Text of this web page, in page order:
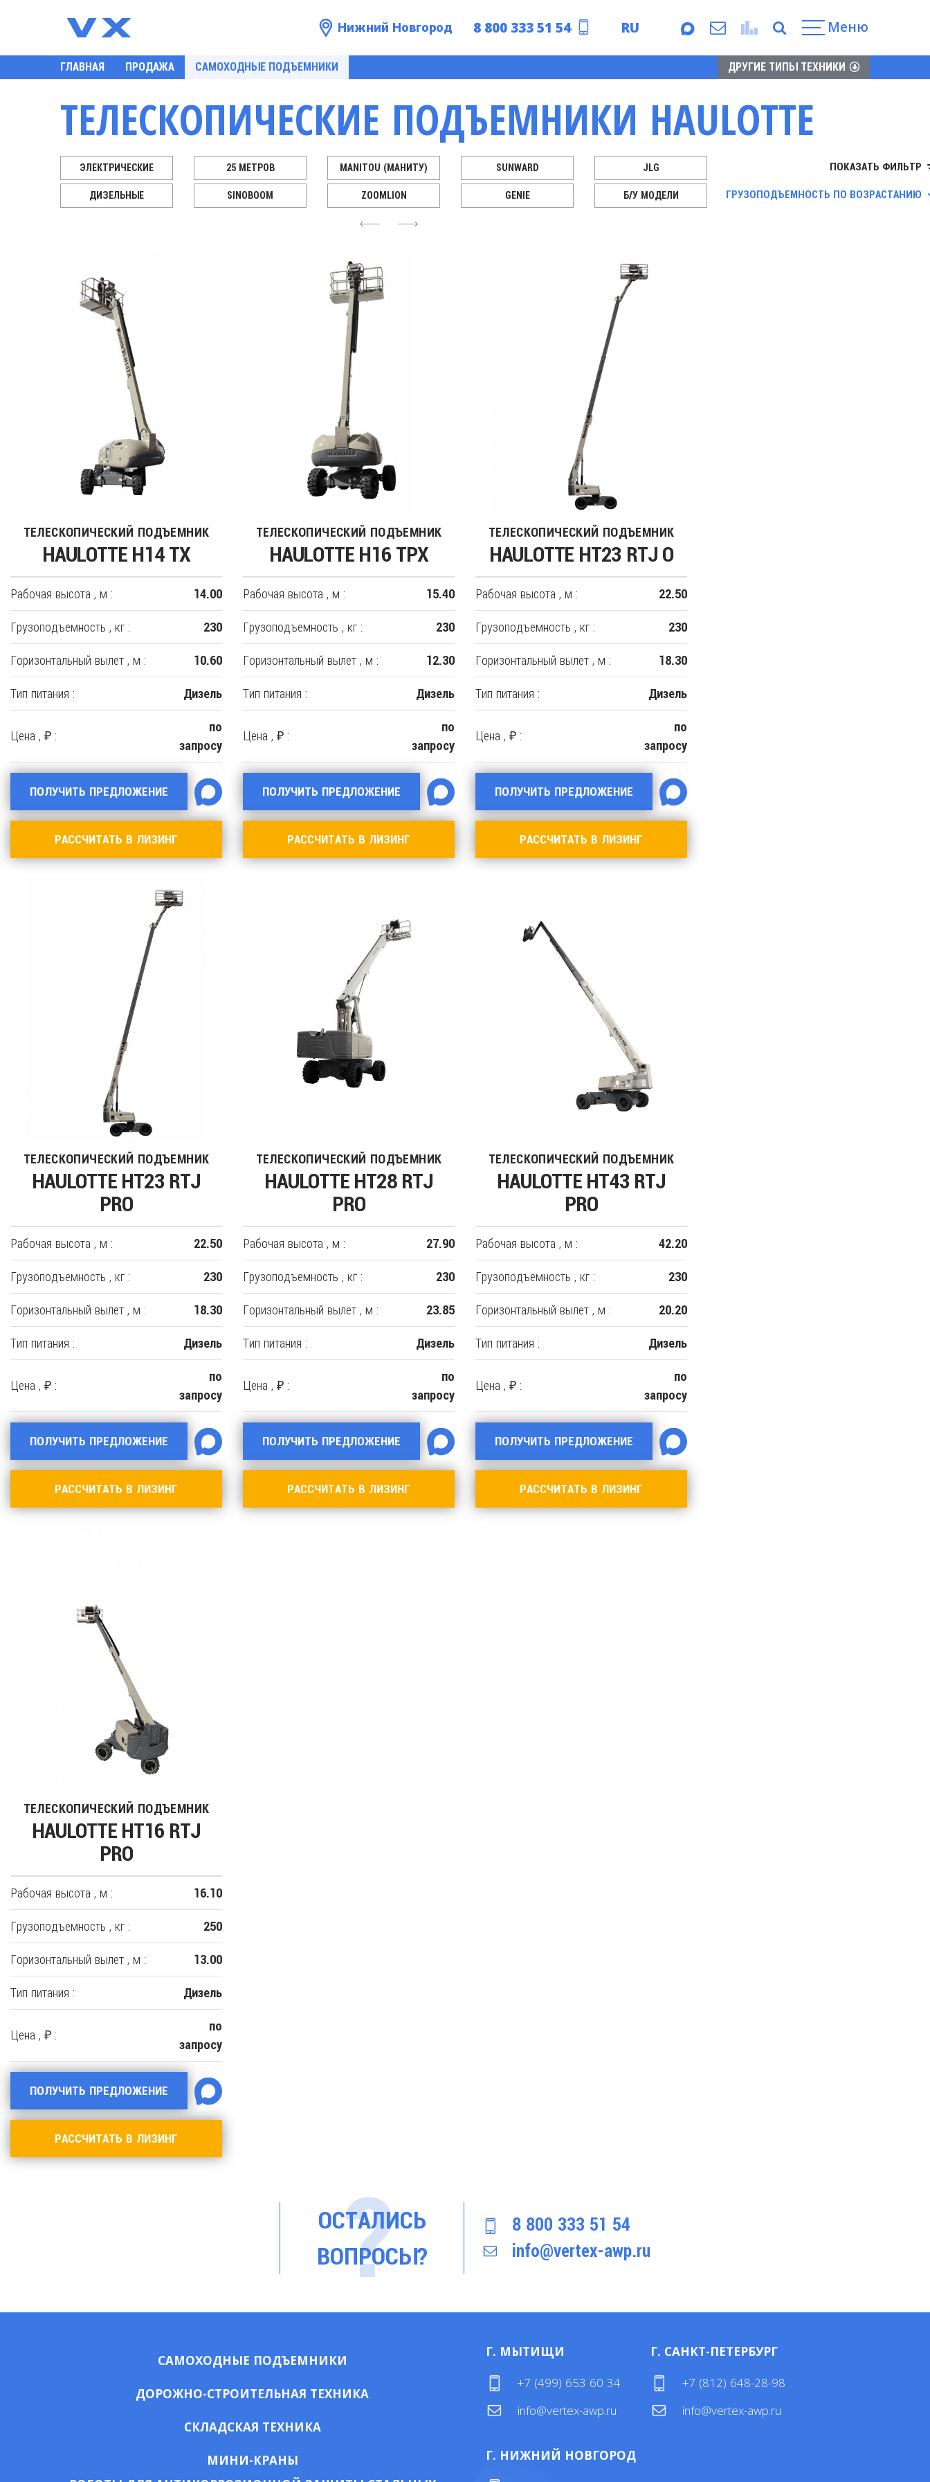
Нижний Новгород 8 800 333 51 54
RU
EN
Меню
ГЛАВНАЯ ПРОДАЖА САМОХОДНЫЕ ПОДЪЕМНИКИ ДРУГИЕ ТИПЫ ТЕХНИКИ
ТЕЛЕСКОПИЧЕСКИЕ ПОДЪЕМНИКИ HAULOTTE
4
ЭЛЕКТРИЧЕСКИЕ
ДИЗЕЛЬНЫЕ
25 МЕТРОВ
SINOBOOM
MANITOU (МАНИТУ)
ZOOMLION
SUNWARD
GENIE
JLG
Б/У МОДЕЛИ HAULOTTE
6
ПОКАЗАТЬ ФИЛЬТР
ГРУЗОПОДЪЕМНОСТЬ ПО ВОЗРАСТАНИЮ
ТЕЛЕСКОПИЧЕСКИЙ ПОДЪЕМНИК
HAULOTTE H14 TX
Рабочая высота , м : 14.00
Грузоподъемность , кг : 230
Горизонтальный вылет , м : 10.60
Тип питания : Дизель
Цена , ₽ :
по
запросу
ПОЛУЧИТЬ ПРЕДЛОЖЕНИЕ
РАССЧИТАТЬ В ЛИЗИНГ
ТЕЛЕСКОПИЧЕСКИЙ ПОДЪЕМНИК
HAULOTTE H16 TPX
Рабочая высота , м : 15.40
Грузоподъемность , кг : 230
Горизонтальный вылет , м : 12.30
Тип питания : Дизель
Цена , ₽ :
по
запросу
ПОЛУЧИТЬ ПРЕДЛОЖЕНИЕ
РАССЧИТАТЬ В ЛИЗИНГ
ТЕЛЕСКОПИЧЕСКИЙ ПОДЪЕМНИК
HAULOTTE HT23 RTJ O
Рабочая высота , м : 22.50
Грузоподъемность , кг : 230
Горизонтальный вылет , м : 18.30
Тип питания : Дизель
Цена , ₽ :
по
запросу
ПОЛУЧИТЬ ПРЕДЛОЖЕНИЕ
РАССЧИТАТЬ В ЛИЗИНГ
ТЕЛЕСКОПИЧЕСКИЙ ПОДЪЕМНИК
HAULOTTE HT23 RTJ
PRO
Рабочая высота , м : 22.50
Грузоподъемность , кг : 230
Горизонтальный вылет , м : 18.30
Тип питания : Дизель
Цена , ₽ :
по
запросу
ПОЛУЧИТЬ ПРЕДЛОЖЕНИЕ
РАССЧИТАТЬ В ЛИЗИНГ
ТЕЛЕСКОПИЧЕСКИЙ ПОДЪЕМНИК
HAULOTTE HT28 RTJ
PRO
Рабочая высота , м : 27.90
Грузоподъемность , кг : 230
Горизонтальный вылет , м : 23.85
Тип питания : Дизель
Цена , ₽ :
по
запросу
ПОЛУЧИТЬ ПРЕДЛОЖЕНИЕ
РАССЧИТАТЬ В ЛИЗИНГ
ТЕЛЕСКОПИЧЕСКИЙ ПОДЪЕМНИК
HAULOTTE HT43 RTJ
PRO
Рабочая высота , м : 42.20
Грузоподъемность , кг : 230
Горизонтальный вылет , м : 20.20
Тип питания : Дизель
Цена , ₽ :
по
запросу
ПОЛУЧИТЬ ПРЕДЛОЖЕНИЕ
РАССЧИТАТЬ В ЛИЗИНГ
ТЕЛЕСКОПИЧЕСКИЙ ПОДЪЕМНИК
HAULOTTE HT16 RTJ
PRO
Рабочая высота , м : 16.10
Грузоподъемность , кг : 250
Горизонтальный вылет , м : 13.00
Тип питания : Дизель
Цена , ₽ :
по
запросу
ПОЛУЧИТЬ ПРЕДЛОЖЕНИЕ
РАССЧИТАТЬ В ЛИЗИНГ
ОСТАЛИСЬ
ВОПРОСЫ?
8 800 333 51 54
info@vertex-awp.ru
САМОХОДНЫЕ ПОДЪЕМНИКИ
ДОРОЖНО-СТРОИТЕЛЬНАЯ ТЕХНИКА
СКЛАДСКАЯ ТЕХНИКА
МИНИ-КРАНЫ
Г. МЫТИЩИ
+7 (499) 653 60 34
info@vertex-awp.ru
Г. НИЖНИЙ НОВГОРОД
Г. САНКТ-ПЕТЕРБУРГ
+7 (812) 648-28-98
info@vertex-awp.ru